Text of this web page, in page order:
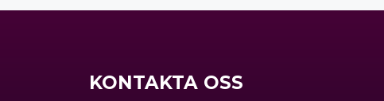
KONTAKTA OSS